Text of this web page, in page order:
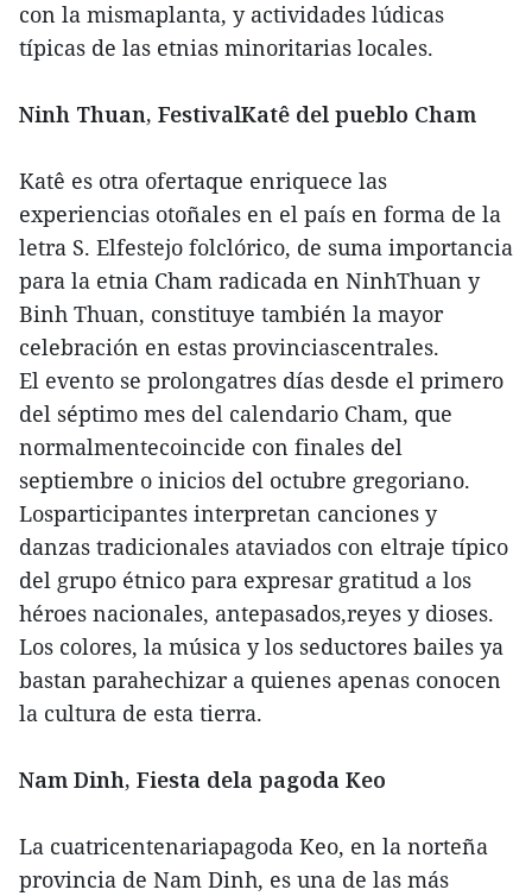
con la mismaplanta, y actividades lúdicas
típicas de las etnias minoritarias locales.
Ninh Thuan, FestivalKatê del pueblo Cham
Katê es otra ofertaque enriquece las
experiencias otoñales en el país en forma de la
letra S. Elfestejo folclórico, de suma importancia
para la etnia Cham radicada en NinhThuan y
Binh Thuan, constituye también la mayor
celebración en estas provinciascentrales.
El evento se prolongatres días desde el primero
del séptimo mes del calendario Cham, que
normalmentecoincide con finales del
septiembre o inicios del octubre gregoriano.
Losparticipantes interpretan canciones y
danzas tradicionales ataviados con eltraje típico
del grupo étnico para expresar gratitud a los
héroes nacionales, antepasados,reyes y dioses.
Los colores, la música y los seductores bailes ya
bastan parahechizar a quienes apenas conocen
la cultura de esta tierra.
Nam Dinh, Fiesta dela pagoda Keo
La cuatricentenariapagoda Keo, en la norteña
provincia de Nam Dinh, es una de las más